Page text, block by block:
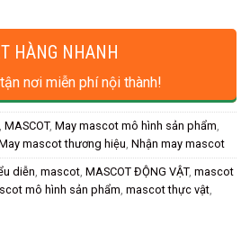
HÀNG NHANH
nơi miễn phí nội thành!
, MASCOT, May mascot mô hình sản phẩm,
mascot thương hiệu, Nhận may mascot
diễn, mascot, MASCOT ĐỘNG VẬT, mascot
mô hình sản phẩm, mascot thực vật,